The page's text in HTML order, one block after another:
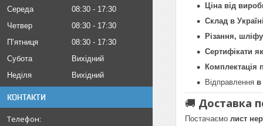
Середа
08:30
17:30
Четвер
08:30
17:30
Пʼятниця
08:30
17:30
Субота
Вихідний
Неділя
Вихідний
КОНТАКТИ
Ціна від
Склад в
Різання,
Сертифікати
Комплектація
Відправлення в
🚚 Доставка
Постачаємо лист